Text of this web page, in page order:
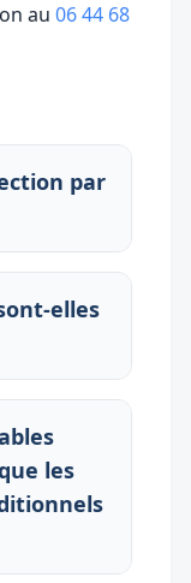
au 06 44 68
par
elles
les